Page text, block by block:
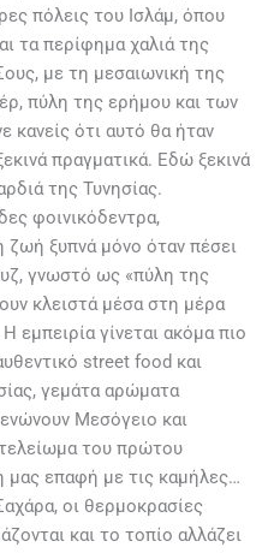
πόλεις του Ισλάμ, όπου
τα περίφημα χαλιά της
με τη μεσαιωνική της
πύλη της ερήμου και των
ότι αυτό θα ήταν
πραγματικά. Εδώ ξεκινά
της Τυνησίας.
φοινικόδεντρα,
ξυπνά μόνο όταν πέσει
γνωστό ως «πύλη της
κλειστά μέσα στη μέρα
γίνεται ακόμα πιο
street food και
γεμάτα αρώματα
Μεσόγειο και
του πρώτου
μας επαφή με τις καμήλες…
οι θερμοκρασίες
και το τοπίο αλλάζει